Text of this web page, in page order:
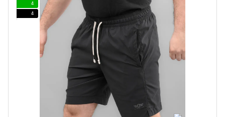
4
4